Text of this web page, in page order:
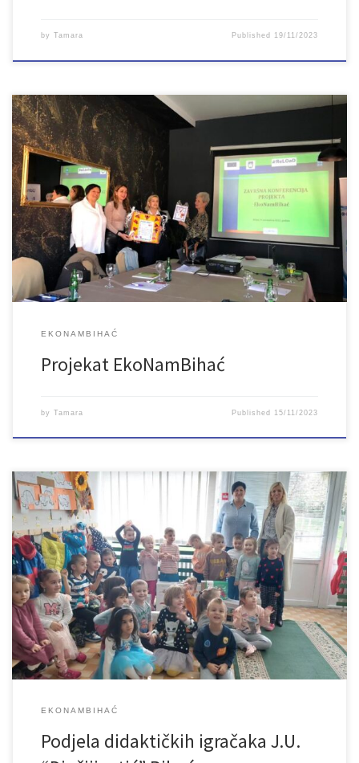
by Tamara Published 19/11/2023
EKONAMBIHAĆ
Projekat EkoNamBihać
by Tamara Published 15/11/2023
Nabavili smo i podijelili komplete ekoloških didaktičkih igračaka za
J.U. “Dječiji vrtić” Bihać, odgojne grupe Bubamare i Suncokreti koji
učestvuju u našem projektu EkoNamBihać. Riječ je o razvojno
primjerenim didaktičkim sredstvima koje su ekološki prihvatljive,
potiču razvojni potencijal djece i imaju sve potrebne certifikate.
Nabavka i podjela igračaka realizirana je […]
EKONAMBIHAĆ
Podjela didaktičkih igračaka J.U.